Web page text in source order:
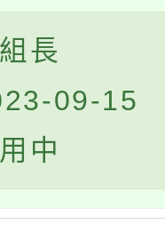
長
09-15
中